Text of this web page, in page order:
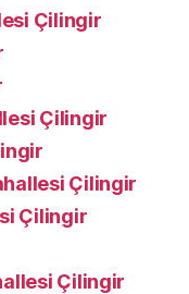
Çilingir
Çilingir
Çilingir
Çilingir
Çilingir